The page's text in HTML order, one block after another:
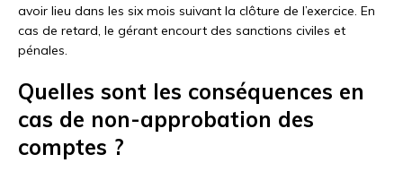
avoir lieu dans les six mois suivant la clôture de l’exercice. En
cas de retard, le gérant encourt des sanctions civiles et
pénales.
Quelles sont les conséquences en
cas de non-approbation des
comptes ?